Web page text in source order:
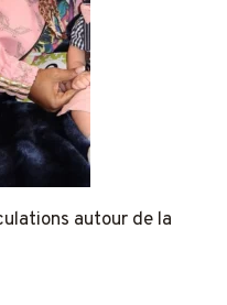
autour de la